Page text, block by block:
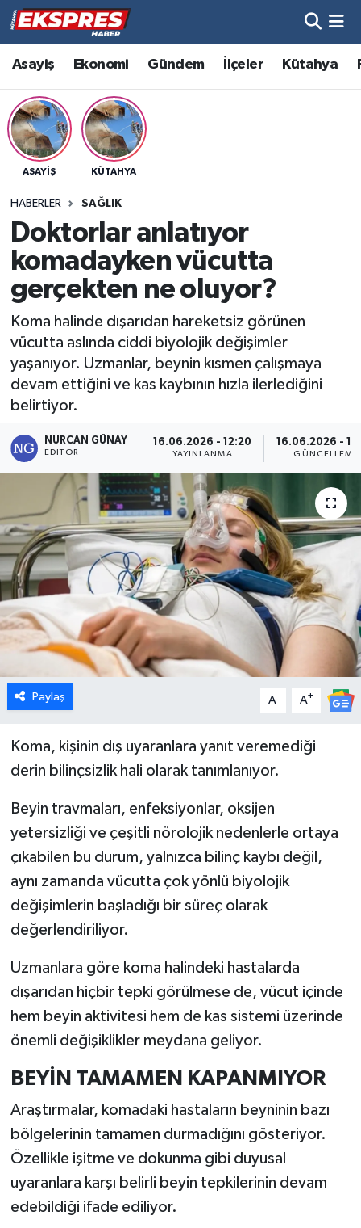
Asayiş Ekonomi Gündem İlçeler Kütahya
ASAYIŞ KÜTAHYA
HABERLER SAĞLIK
Doktorlar anlatıyor
komadayken vücutta
gerçekten ne oluyor?
Koma halinde dışarıdan hareketsiz görünen
vücutta aslında ciddi biyolojik değişimler
yaşanıyor. Uzmanlar, beynin kısmen çalışmaya
devam ettiğini ve kas kaybının hızla ilerlediğini
belirtiyor.
NURCAN GÜNAY
EDITÖR
16.06.2026 - 12:20
YAYINLANMA
16.06.2026 -
GÜNCELLEME
Paylaş A- A+
Koma, kişinin dış uyaranlara yanıt veremediği
derin bilinçsizlik hali olarak tanımlanıyor.
Beyin travmaları, enfeksiyonlar, oksijen
yetersizliği ve çeşitli nörolojik nedenlerle ortaya
çıkabilen bu durum, yalnızca bilinç kaybı değil,
aynı zamanda vücutta çok yönlü biyolojik
değişimlerin başladığı bir süreç olarak
değerlendiriliyor.
Uzmanlara göre koma halindeki hastalarda
dışarıdan hiçbir tepki görülmese de, vücut içinde
hem beyin aktivitesi hem de kas sistemi üzerinde
önemli değişiklikler meydana geliyor.
BEYİN TAMAMEN KAPANMIYOR
Araştırmalar, komadaki hastaların beyninin bazı
bölgelerinin tamamen durmadığını gösteriyor.
Özellikle işitme ve dokunma gibi duyusal
uyaranlara karşı belirli beyin tepkilerinin devam
edebildiği ifade ediliyor.
Altıntaş
Asayiş
Aslanapa
Bölge
Çavdarhisar
Dumlupınar
Dünya
Ekonomi
Emet
Foto Galeri
Gediz
Genel
Gündem
İlçeler
Köşe Yazıları
Kültür Sanat
Kütahya
Magazin
Otomobil
Pazarlar
Politika
Rüya Tabirleri
Sağlık
Şaphane
Hava Durumu
Trafik Durumu
Süper Lig Puan Durumu ve Fikstür
Son Dakika Haberleri
Haber Arşivi